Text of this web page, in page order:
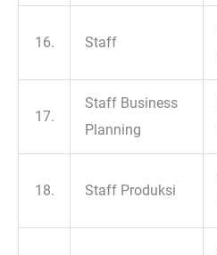
16. Staff
17.
Staff Business
Planning
18. Staff Produksi